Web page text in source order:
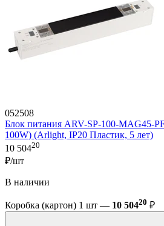
052508
Блок питания ARV-SP-100-MAG45-
100W) (Arlight, IP20 Пластик, 5 лет)
10 50420
₽/шт
В наличии
Коробка (картон) 1 шт — 10 50420 ₽